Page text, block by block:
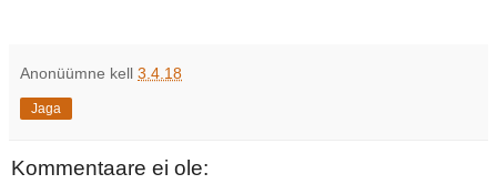
Anonüümne kell 3.4.18
Jaga
Kommentaare ei ole: